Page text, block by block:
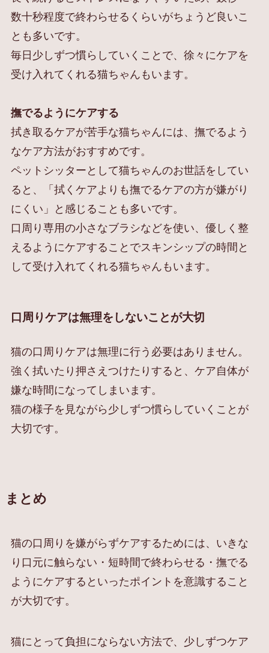
数十秒程度で終わらせるくらいがちょうど良いこ
とも多いです。
毎日少しずつ慣らしていくことで、徐々にケアを
受け入れてくれる猫ちゃんもいます。
撫でるようにケアする
拭き取るケアが苦手な猫ちゃんには、撫でるよう
なケア方法がおすすめです。
ペットシッターとして猫ちゃんのお世話をしてい
ると、「拭くケアよりも撫でるケアの方が嫌がり
にくい」と感じることも多いです。
口周り専用の小さなブラシなどを使い、優しく整
えるようにケアすることでスキンシップの時間と
して受け入れてくれる猫ちゃんもいます。
口周りケアは無理をしないことが大切
猫の口周りケアは無理に行う必要はありません。
強く拭いたり押さえつけたりすると、ケア自体が
嫌な時間になってしまいます。
猫の様子を見ながら少しずつ慣らしていくことが
大切です。
まとめ
猫の口周りを嫌がらずケアするためには、いきな
り口元に触らない・短時間で終わらせる・撫でる
ようにケアするといったポイントを意識すること
が大切です。
猫にとって負担にならない方法で、少しずつケア